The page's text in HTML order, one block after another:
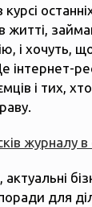
в житті,
і хочуть,
інтернет-
і тих,
журналу
актуальні
для